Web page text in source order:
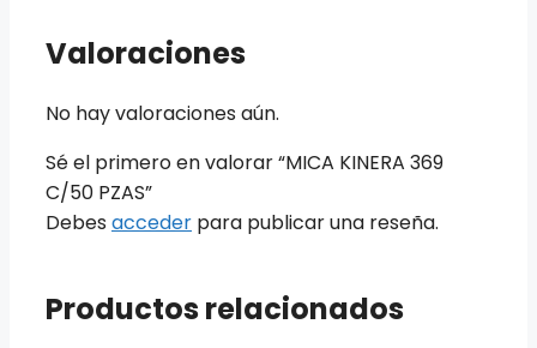
Valoraciones
No hay valoraciones aún.
Sé el primero en valorar “MICA KINERA 369
C/50 PZAS”
Debes acceder para publicar una reseña.
Productos relacionados